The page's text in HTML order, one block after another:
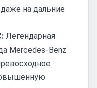
на дальние
Легендарная
Mercedes-Benz